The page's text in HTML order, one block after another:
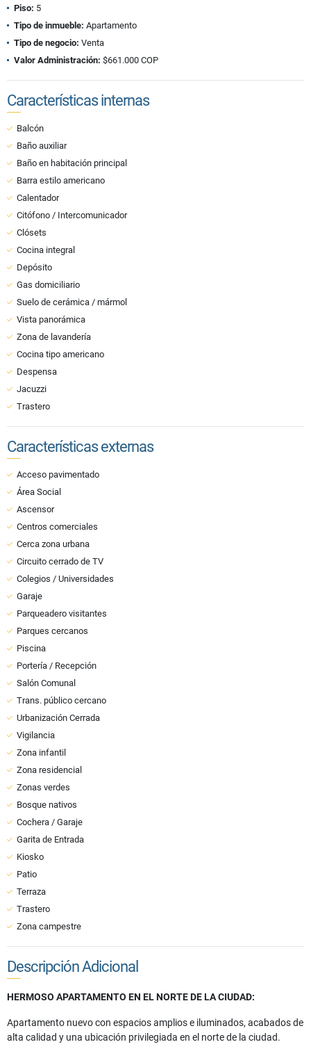
Piso: 5
Tipo de inmueble: Apartamento
Tipo de negocio: Venta
Valor Administración: $661.000 COP
Características internas
Balcón
Baño auxiliar
Baño en habitación principal
Barra estilo americano
Calentador
Citófono / Intercomunicador
Clósets
Cocina integral
Depósito
Gas domiciliario
Suelo de cerámica / mármol
Vista panorámica
Zona de lavandería
Cocina tipo americano
Despensa
Jacuzzi
Trastero
Características externas
Acceso pavimentado
Área Social
Ascensor
Centros comerciales
Cerca zona urbana
Circuito cerrado de TV
Colegios / Universidades
Garaje
Parqueadero visitantes
Parques cercanos
Piscina
Portería / Recepción
Salón Comunal
Trans. público cercano
Urbanización Cerrada
Vigilancia
Zona infantil
Zona residencial
Zonas verdes
Bosque nativos
Cochera / Garaje
Garita de Entrada
Kiosko
Patio
Terraza
Trastero
Zona campestre
Descripción Adicional
HERMOSO APARTAMENTO EN EL NORTE DE LA CIUDAD:
Apartamento nuevo con espacios amplios e iluminados, acabados de
alta calidad y una ubicación privilegiada en el norte de la ciudad.